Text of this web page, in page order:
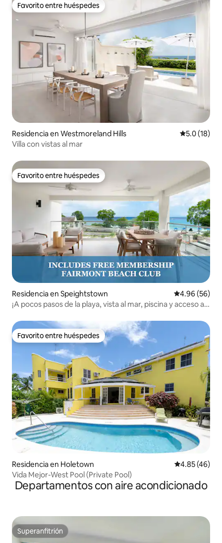
Favorito entre huéspedes
Favorito entre huéspedes
Residencia en Westmoreland Hills Calificación
5.0 (18)
Villa con vistas al mar
Favorito entre huéspedes
Favorito entre huéspedes
Residencia en Speightstown Calificación
4.96 (56)
¡A pocos pasos de la playa, vista al mar, piscina y acceso al
Favorito entre huéspedes
Favorito entre huéspedes
Residencia en Holetown Calificación
4.85 (46)
Vida Mejor-West Pool (Private Pool)
Departamentos con aire acondicionado
Superanfitrión
Superanfitrión